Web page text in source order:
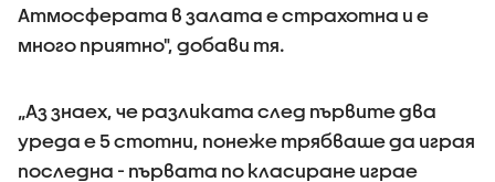
Атмосферата в залата е страхотна и е
много приятно", добави тя.
„Аз знаех, че разликата след първите два
уреда е 5 стотни, понеже трябваше да играя
последна - първата по класиране играе